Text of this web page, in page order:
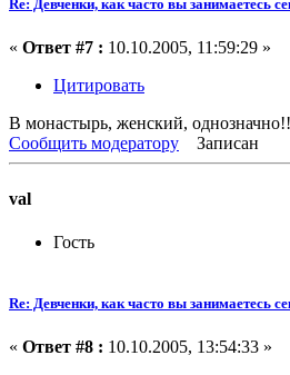
Re: Девченки, как часто вы занимаетесь
« Ответ #7 : 10.10.2005, 11:59:29 »
Цитировать
В монастырь, женский,
Сообщить модератору
Записан
val
Гость
Re: Девченки, как часто вы занимаетесь
« Ответ #8 : 10.10.2005, 13:54:33 »